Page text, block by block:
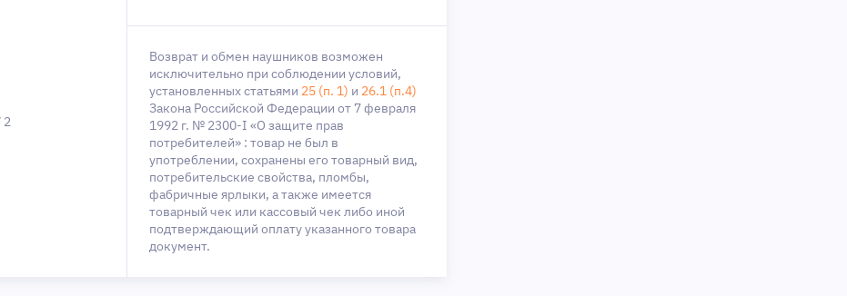
2
Возврат и обмен наушников возможен
исключительно при соблюдении условий,
установленных статьями 25 (п. 1) и 26.1 (п.4)
Закона Российской Федерации от 7 февраля
1992 г. № 2300-I «О защите прав
потребителей» : товар не был в
употреблении, сохранены его товарный вид,
потребительские свойства, пломбы,
фабричные ярлыки, а также имеется
товарный чек или кассовый чек либо иной
подтверждающий оплату указанного товара
документ.